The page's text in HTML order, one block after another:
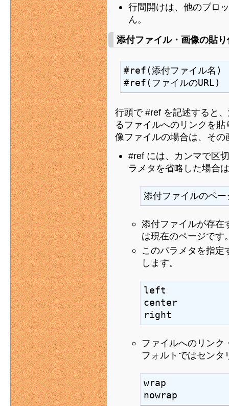
行間開けは、他のブロ
ん。
添付ファイル・画像の貼
#ref(添付ファイル名)
#ref(ファイルのURL)
行頭で #ref を記述すると
るファイルへのリンクを
像ファイルの場合は、そ
#ref には、カンマで区
ラメタを省略した場合
添付ファイルのペー
添付ファイルが存在
は現在のページです
このパラメタを指定
します。
left
center
right
ファイルへのリンク
フォルトではセンタ
wrap
nowrap